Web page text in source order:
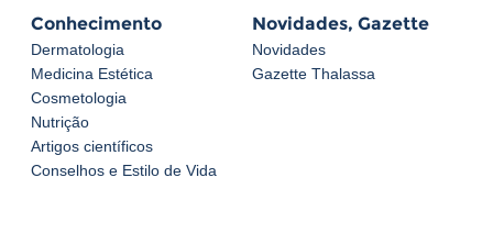
Conhecimento
Dermatologia
Medicina Estética
Cosmetologia
Nutrição
Artigos científicos
Conselhos e Estilo de Vida
Novidades, Gazette
Novidades
Gazette Thalassa